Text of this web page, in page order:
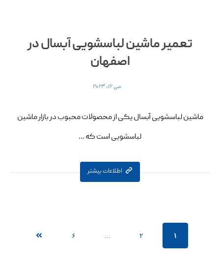
تعمیر ماشین لباسشویی آبسال در
اصفهان
می ۱۶, ۲۰۲۴
ماشین لباسشویی آبسال یکی از محصولات محبوب در بازار ماشین
لباسشویی است که ...
اطلاعات بیشتر
۱ ۲ ۶